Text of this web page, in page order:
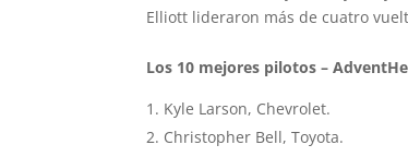
Elliott lideraron más de cuatro
Los 10 mejores pilotos –
Kyle Larson, Chevrolet.
Christopher Bell, Toyota.